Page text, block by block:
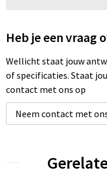
Heb je een vraag
Wellicht staat jouw
of specificaties. Staat
contact met ons op
Neem contact met